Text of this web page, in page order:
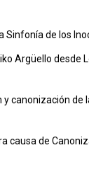
Sinfonía de los
Argüello desde
canonización de
causa de